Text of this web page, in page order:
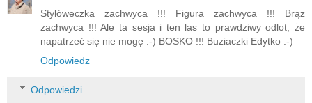
Stylóweczka zachwyca !!! Figura zachwyca !!! Brąz
zachwyca !!! Ale ta sesja i ten las to prawdziwy odlot, że
napatrzeć się nie mogę :-) BOSKO !!! Buziaczki Edytko :-)
Odpowiedz
Odpowiedzi